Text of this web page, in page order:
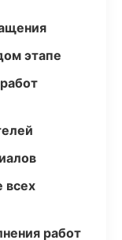
этапе
всех
работ